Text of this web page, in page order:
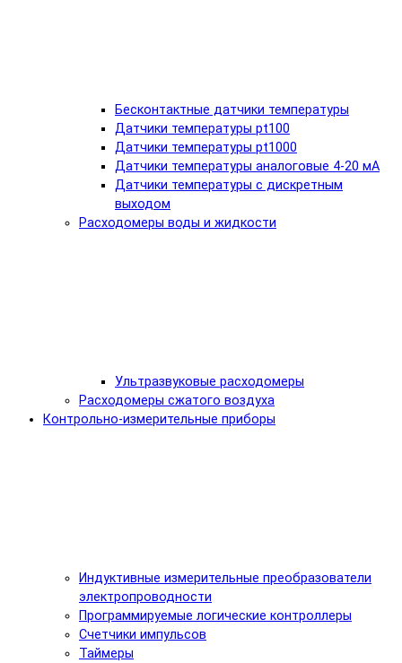
Бесконтактные датчики температуры
Датчики температуры pt100
Датчики температуры pt1000
Датчики температуры аналоговые 4-20 мА
Датчики температуры с дискретным
выходом
Расходомеры воды и жидкости
Ультразвуковые расходомеры
Расходомеры сжатого воздуха
Контрольно-измерительные приборы
Индуктивные измерительные преобразователи
электропроводности
Программируемые логические контроллеры
Счетчики импульсов
Таймеры